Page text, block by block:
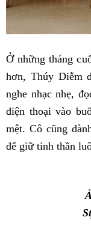
Ở những tháng
hơn, Thúy Diễm
nghe nhạc nhẹ,
điện thoại vào
mệt. Cô cũng
để giữ tinh thần